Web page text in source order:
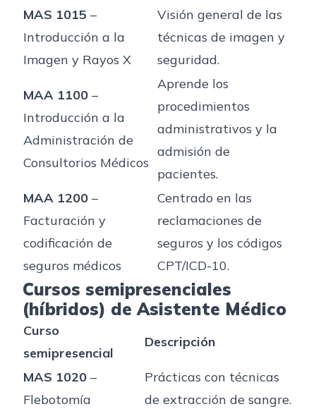
MAS 1015 –
Introducción a la
Imagen y Rayos X
Visión general de las
técnicas de imagen y
seguridad.
MAA 1100 –
Introducción a la
Administración de
Consultorios Médicos
Aprende los
procedimientos
administrativos y la
admisión de
pacientes.
MAA 1200 –
Facturación y
codificación de
seguros médicos
Centrado en las
reclamaciones de
seguros y los códigos
CPT/ICD-10.
Cursos semipresenciales
(híbridos) de Asistente Médico
Curso
semipresencial
Descripción
MAS 1020 –
Flebotomía
Prácticas con técnicas
de extracción de sangre.